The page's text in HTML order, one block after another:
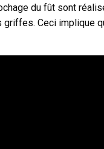
du fût sont
Ceci implique